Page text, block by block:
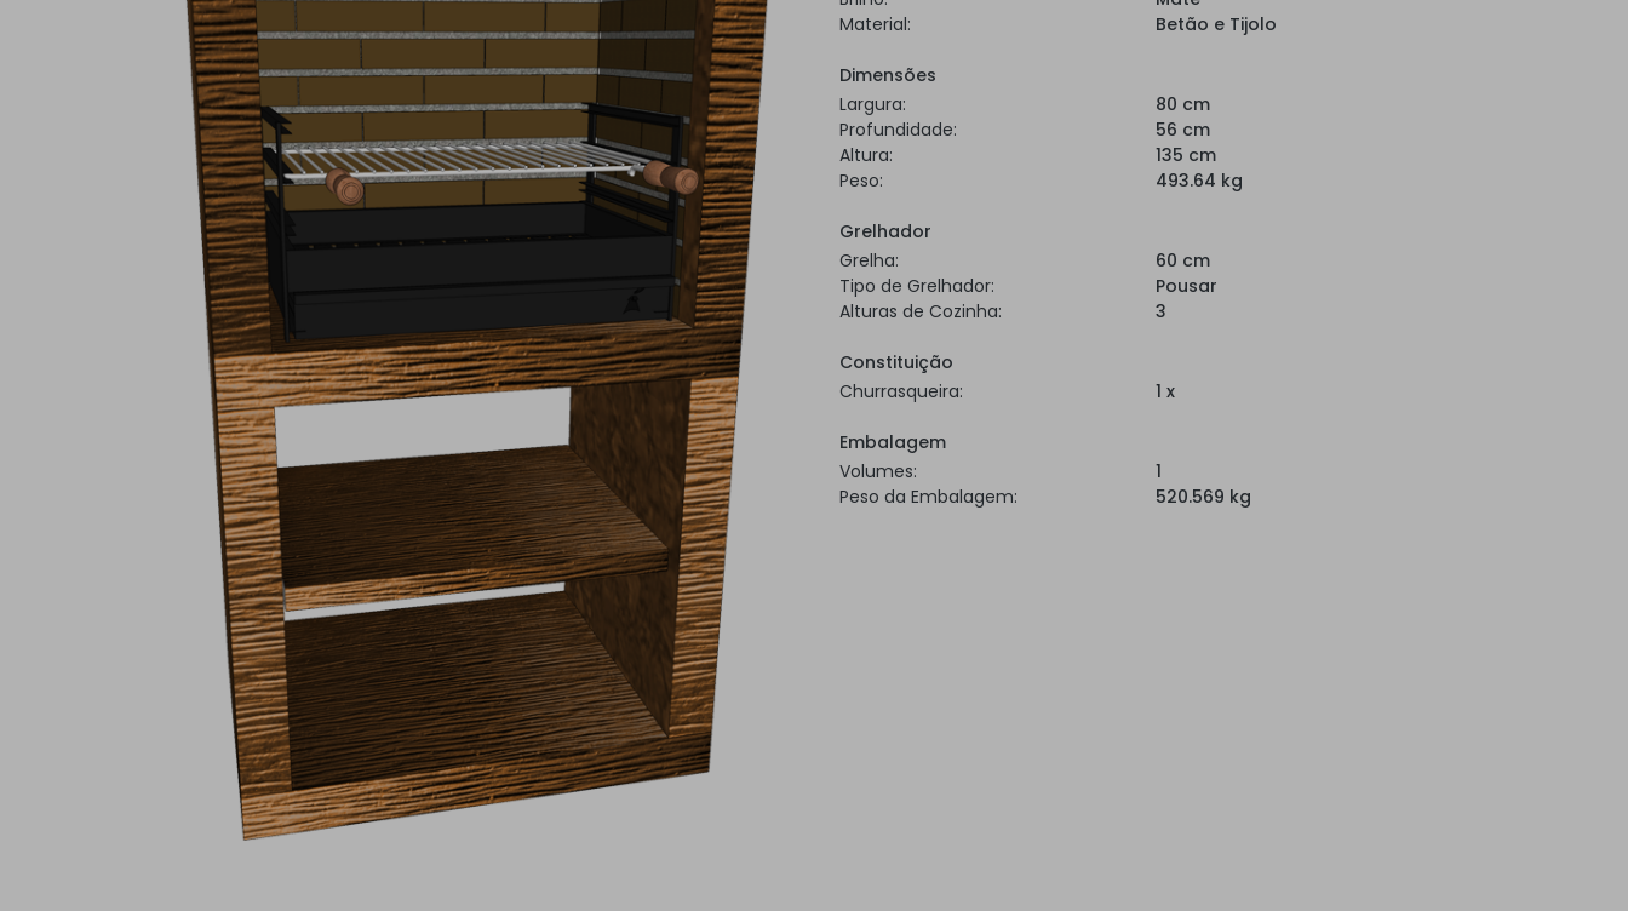
Material:
Betão e Tijolo
Dimensões
Largura:
80 cm
Profundidade:
56 cm
Altura:
135 cm
Peso:
493.64 kg
Grelhador
Grelha:
60 cm
Tipo de Grelhador:
Pousar
Alturas de Cozinha:
3
Constituição
Churrasqueira:
1 x
Embalagem
Volumes:
1
Peso da Embalagem:
520.569 kg